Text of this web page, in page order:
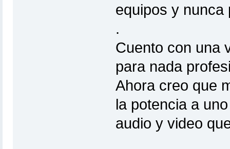
equipos y nunca
.
Cuento con una
para nada
Ahora creo que
la potencia a
audio y video